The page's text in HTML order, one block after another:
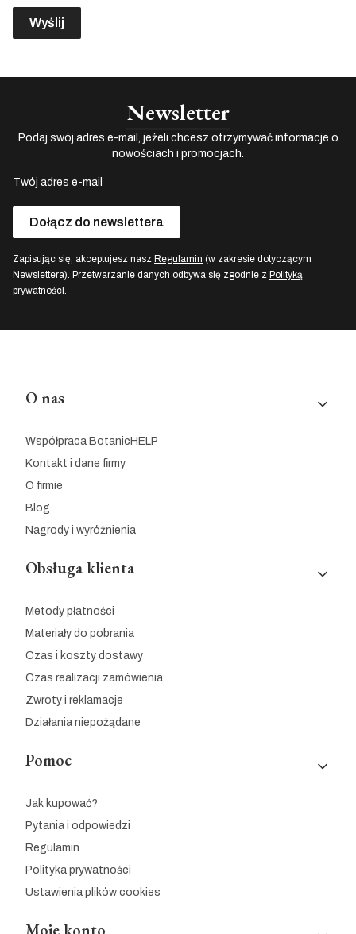
Wyślij
Newsletter
Podaj swój adres e-mail, jeżeli chcesz otrzymywać informacje o
nowościach i promocjach.
Twój adres e-mail
Dołącz do newslettera
Zapisując się, akceptujesz nasz Regulamin (w zakresie dotyczącym
Newslettera). Przetwarzanie danych odbywa się zgodnie z Polityką
prywatności.
Linki w stopce
O nas
Współpraca BotanicHELP
Kontakt i dane firmy
O firmie
Blog
Nagrody i wyróżnienia
Obsługa klienta
Metody płatności
Materiały do pobrania
Czas i koszty dostawy
Czas realizacji zamówienia
Zwroty i reklamacje
Działania niepożądane
Pomoc
Jak kupować?
Pytania i odpowiedzi
Regulamin
Polityka prywatności
Ustawienia plików cookies